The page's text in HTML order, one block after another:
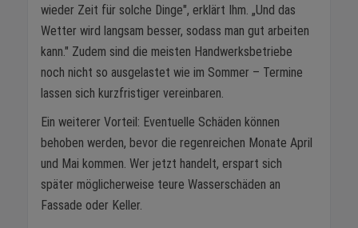
wieder Zeit für solche Dinge", erklärt Ihm. „Und das
Wetter wird langsam besser, sodass man gut arbeiten
kann." Zudem sind die meisten Handwerksbetriebe
noch nicht so ausgelastet wie im Sommer – Termine
lassen sich kurzfristiger vereinbaren.
Ein weiterer Vorteil: Eventuelle Schäden können
behoben werden, bevor die regenreichen Monate April
und Mai kommen. Wer jetzt handelt, erspart sich
später möglicherweise teure Wasserschäden an
Fassade oder Keller.